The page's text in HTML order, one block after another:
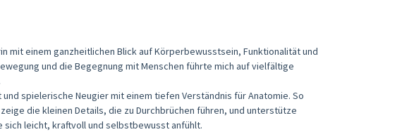
mit einem ganzheitlichen Blick auf Körperbewusstsein, Funktionalität und
und die Begegnung mit Menschen führte mich auf vielfältige
spielerische Neugier mit einem tiefen Verständnis für Anatomie. So
die kleinen Details, die zu Durchbrüchen führen, und unterstütze
sich leicht, kraftvoll und selbstbewusst anfühlt.